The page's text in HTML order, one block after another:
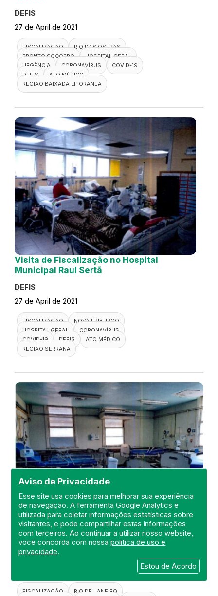
Aviso de Privacidade
Esse site usa cookies para melhorar sua experiência
de navegação. A ferramenta Google Analytics é
utilizada para coletar informações estatísticas sobre
visitantes, e pode compartilhar estas informações
com terceiros. Ao continuar a utilizar nosso website,
você concorda com nossapolítica de uso e
privacidade.
Estou de Acordo
DEFIS
27 de April de 2021
FISCALIZAÇÃO
RIO DAS OSTRAS
PRONTO SOCORRO
HOSPITAL GERAL
URGÊNCIA
CORONAVÍRUS
COVID-19
DEFIS
ATO MÉDICO
REGIÃO BAIXADA LITORÂNEA
Visita de Fiscalização no Hospital
Municipal Raul Sertã
DEFIS
27 de April de 2021
FISCALIZAÇÃO
NOVA FRIBURGO
HOSPITAL GERAL
CORONAVÍRUS
COVID-19
DEFIS
ATO MÉDICO
REGIÃO SERRANA
Visita de Fiscalização no Hospital
Estadual Carlos Chagas
DEFIS
FISCALIZAÇÃO RIO DE JANEIRO